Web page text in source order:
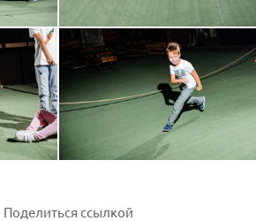
Поделиться ссылкой